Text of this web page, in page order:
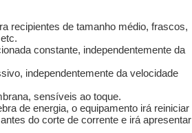
recipientes de tamanho médio, frascos,
constante, independentemente da
independentemente da velocidade
sensíveis ao toque.
de energia, o equipamento irá reiniciar
do corte de corrente e irá apresentar